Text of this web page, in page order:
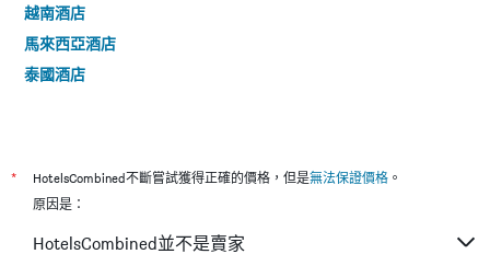
越南酒店
馬來西亞酒店
泰國酒店
* HotelsCombined不斷嘗試獲得正確的價格，但是無法保證價格 。
原因是：
HotelsCombined並不是賣家